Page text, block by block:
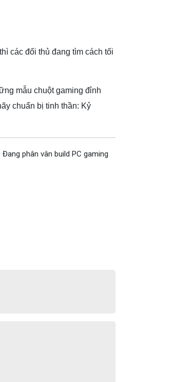
các đối thủ đang tìm cách tối
mẫu chuột gaming đỉnh
chuẩn bị tinh thần: Kỷ
phân vân build PC gaming